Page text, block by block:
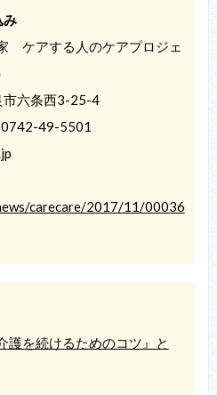
み
ケアする人のケアプロジェ
六条西3-25-4
49-5501
carecare/2017/11/00036
護を続けるためのコツ』と